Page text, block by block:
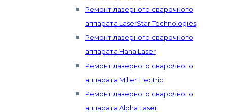
Ремонт лазерного сварочного
аппарата LaserStar Technologies
Ремонт лазерного сварочного
аппарата Hana Laser
Ремонт лазерного сварочного
аппарата Miller Electric
Ремонт лазерного сварочного
аппарата Alpha Laser